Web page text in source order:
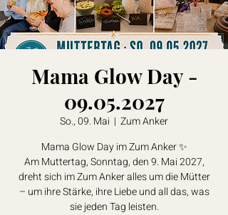
Mama Glow Day -
09.05.2027
So., 09. Mai
  |
Zum Anker
Mama Glow Day im Zum Anker ✨
Am Muttertag, Sonntag, den 9. Mai 2027,
dreht sich im Zum Anker alles um die Mütter
– um ihre Stärke, ihre Liebe und all das, was
sie jeden Tag leisten.